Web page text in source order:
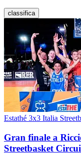
classifica
Estathé 3x3 Italia
Gran finale a
Streetbasket